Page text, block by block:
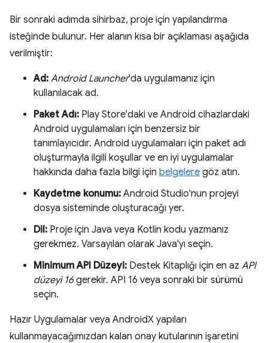
Bir sonraki adımda sihirbaz, proje için yapılandırma
isteğinde bulunur. Her alanın kısa bir açıklaması aşağıda
verilmiştir:
Ad: Android Launcher'da uygulamanız için
kullanılacak ad.
Paket Adı: Play Store'daki ve Android cihazlardaki
Android uygulamaları için benzersiz bir
tanımlayıcıdır. Android uygulamaları için paket adı
oluşturmayla ilgili koşullar ve en iyi uygulamalar
hakkında daha fazla bilgi için belgelere göz atın.
Kaydetme konumu: Android Studio'nun projeyi
dosya sisteminde oluşturacağı yer.
Dil: Proje için Java veya Kotlin kodu yazmanız
gerekmez. Varsayılan olarak Java'yı seçin.
Minimum API Düzeyi: Destek Kitaplığı için en az API
düzeyi 16gerekir. API 16 veya sonraki bir sürümü
seçin.
Hazır Uygulamalar veya AndroidX yapıları
kullanmayacağımızdan kalan onay kutularının işaretini